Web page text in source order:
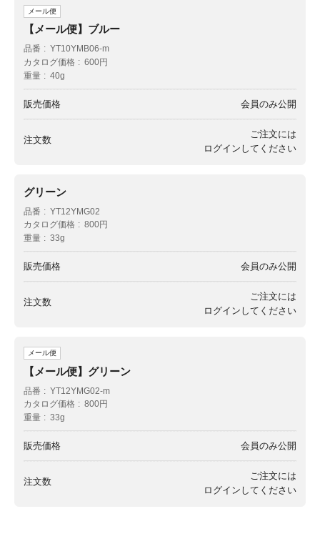
メール便
【メール便】ブルー
品番
YT10YMB06-m
カタログ価格
600円
重量
40g
販売価格 会員のみ公開
注文数
ご注文には
ログイン してください
グリーン
品番
YT12YMG02
カタログ価格
800円
重量
33g
販売価格 会員のみ公開
注文数
ご注文には
ログイン してください
メール便
【メール便】グリーン
品番
YT12YMG02-m
カタログ価格
800円
重量
33g
販売価格 会員のみ公開
注文数
ご注文には
ログイン してください